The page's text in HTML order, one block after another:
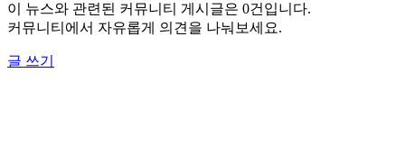
이 뉴스와 관련된 커뮤니티 게시글은 0건입니다.
커뮤니티에서 자유롭게 의견을 나눠보세요.
글 쓰기